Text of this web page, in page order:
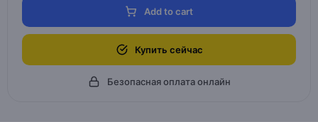
Add to cart
Купить сейчас
Безопасная оплата онлайн